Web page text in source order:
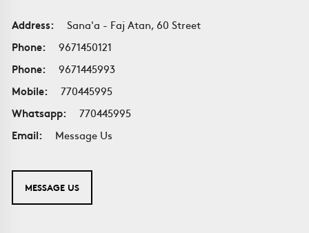
Address:
Sana'a - Faj Atan, 60 Street
Phone:
9671450121
Phone:
9671445993
Mobile:
770445995
Whatsapp:
770445995
Email:
Message Us
MESSAGE US